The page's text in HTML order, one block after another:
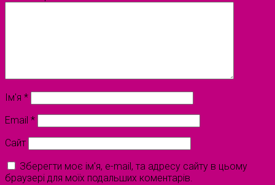
Ім'я *
Email *
Сайт
Зберегти моє ім'я, e-mail, та адресу сайту в цьому
браузері для моїх подальших коментарів.